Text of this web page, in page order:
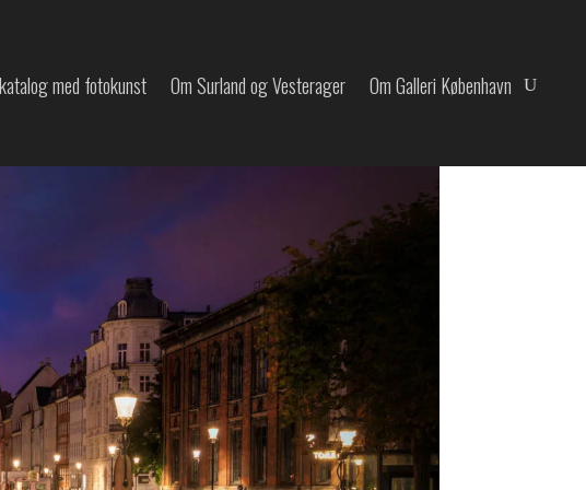
med fotokunst Om Surland og Vesterager Om Galleri København